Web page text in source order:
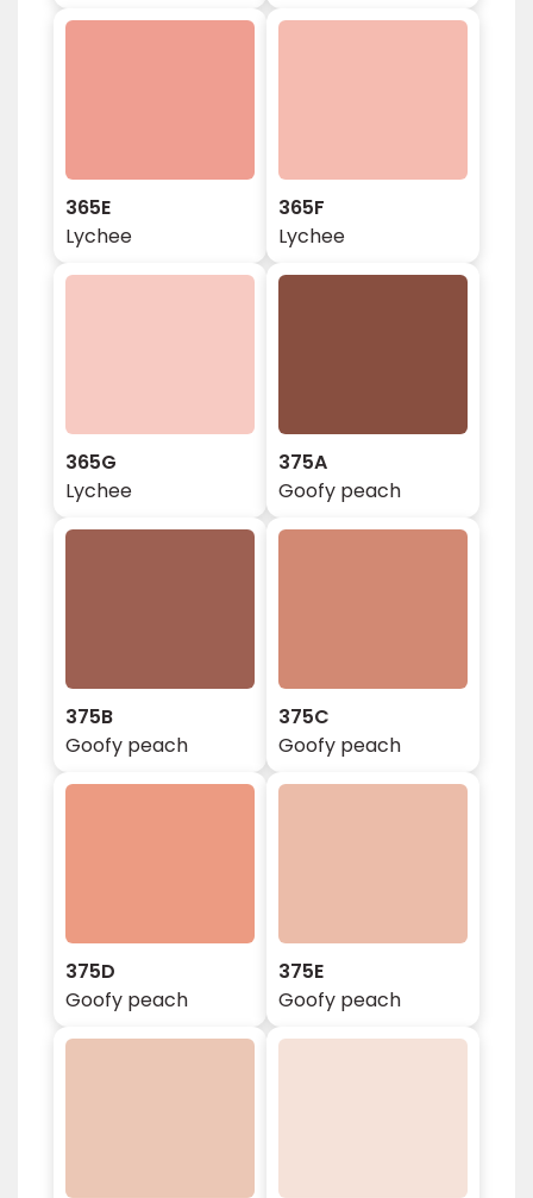
365E
Lychee
365F
Lychee
365G
Lychee
375A
Goofy peach
375B
Goofy peach
375C
Goofy peach
375D
Goofy peach
375E
Goofy peach